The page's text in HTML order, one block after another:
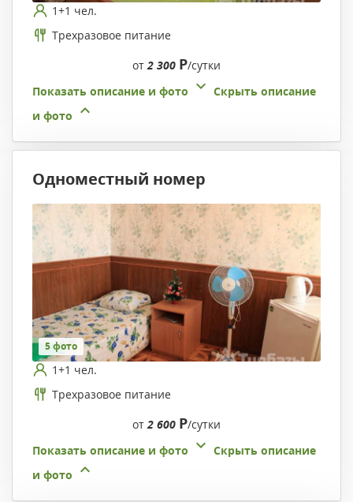
1+1 чел.
Трехразовое питание
от2 300 Р/сутки
Показать описание и фото
Скрыть описание
и фото
Одноместный номер
5 фото
1+1 чел.
Трехразовое питание
от2 600 Р/сутки
Показать описание и фото
Скрыть описание
и фото